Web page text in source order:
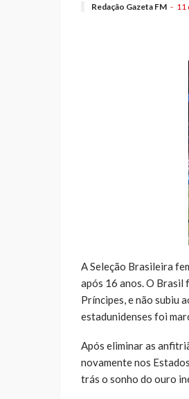
Redação Gazeta FM 11
A Seleção Brasileira
após 16 anos. O Brasil
Príncipes, e não subiu
estadunidenses foi
Após eliminar as
novamente nos
trás o sonho do ouro